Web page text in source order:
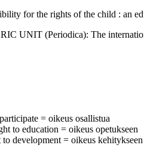
for the rights of the child : an
UNIT (Periodica): The
= oikeus osallistua
to education = oikeus opetukseen
development = oikeus kehitykseen